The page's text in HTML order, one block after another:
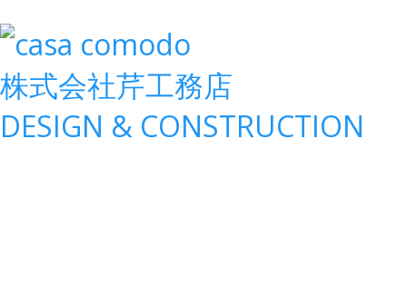
株式会社芹工務店
DESIGN & CONSTRUCTION